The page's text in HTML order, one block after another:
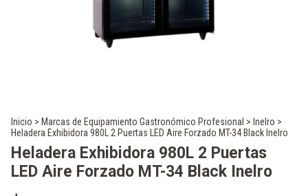
Inicio > Marcas de Equipamiento Gastronómico Profesional > Inelro >
Heladera Exhibidora 980L 2 Puertas LED Aire Forzado MT-34 Black Inelro
Heladera Exhibidora 980L 2 Puertas
LED Aire Forzado MT-34 Black Inelro